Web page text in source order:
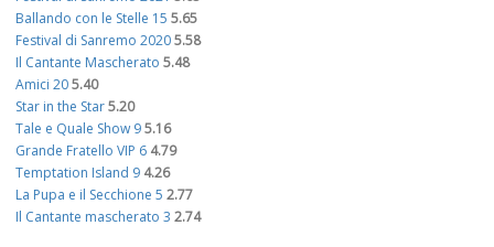
Ballando con le Stelle 15 5.65
Festival di Sanremo 20205.58
Il Cantante Mascherato 5.48
Amici 205.40
Star in the Star5.20
Tale e Quale Show 95.16
Grande Fratello VIP 6 4.79
Temptation Island 9 4.26
La Pupa e il Secchione 5 2.77
Il Cantante mascherato 3 2.74